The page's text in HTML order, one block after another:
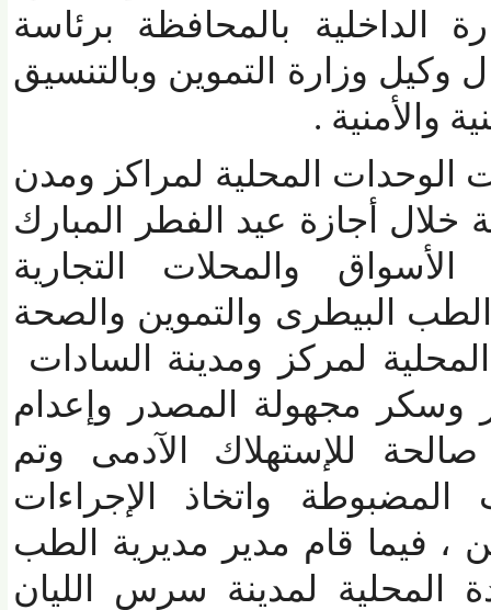
الداخلية بالمحافظة برئاسة
وزارة التموين وبالتنسيق
.
المحلية لمراكز ومدن
أجازة عيد الفطر المبارك
والمحلات التجارية
البيطرى والتموين والصحة
لمركز ومدينة السادات
أرز وسكر مجهولة المصدر وإعدام
للإستهلاك الآدمى وتم
واتخاذ الإجراءات
، فيما قام مدير مديرية الطب
لمدينة سرس الليان